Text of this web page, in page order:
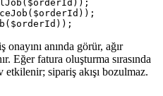
onayını anında görür, ağır
Eğer fatura oluşturma sırasında
sipariş akışı bozulmaz.